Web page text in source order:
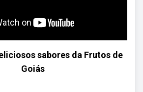
sabores da Frutos de
Goiás